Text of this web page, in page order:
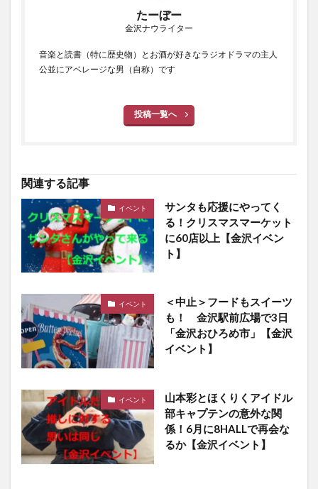
たーぼー
金沢ナウライター
音楽と読書（特に歴史物）とお酒が好きなラジオドラマの主人
公並にアベレージな男（自称）です
投稿一覧へ
関連する記事
イベント
サンタも応援にやってく
る！クリスマスマーケット
に60店以上【金沢イベン
ト】
イベント
＜中止＞フードもスイーツ
も！ 金沢駅前広場で3日
「金沢おひろめ市」【金沢
イベント】
イベント
山本彩とほくりくアイドル
部キャプテンの意外な関
係！6月に8HALLで再会な
るか【金沢イベント】